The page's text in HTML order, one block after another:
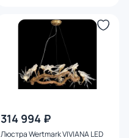
314 994 ₽
Люстра Wertmark VIVIANA LED